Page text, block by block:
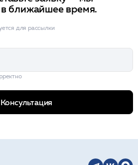
ближайшее время.
для рассылки
Консультация